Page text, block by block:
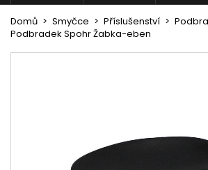
Domů Smyčce Příslušenství
Podbradek Spohr Žabka-eben